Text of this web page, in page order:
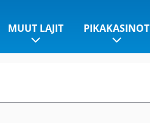
MUUT LAJIT PIKAKASINOT